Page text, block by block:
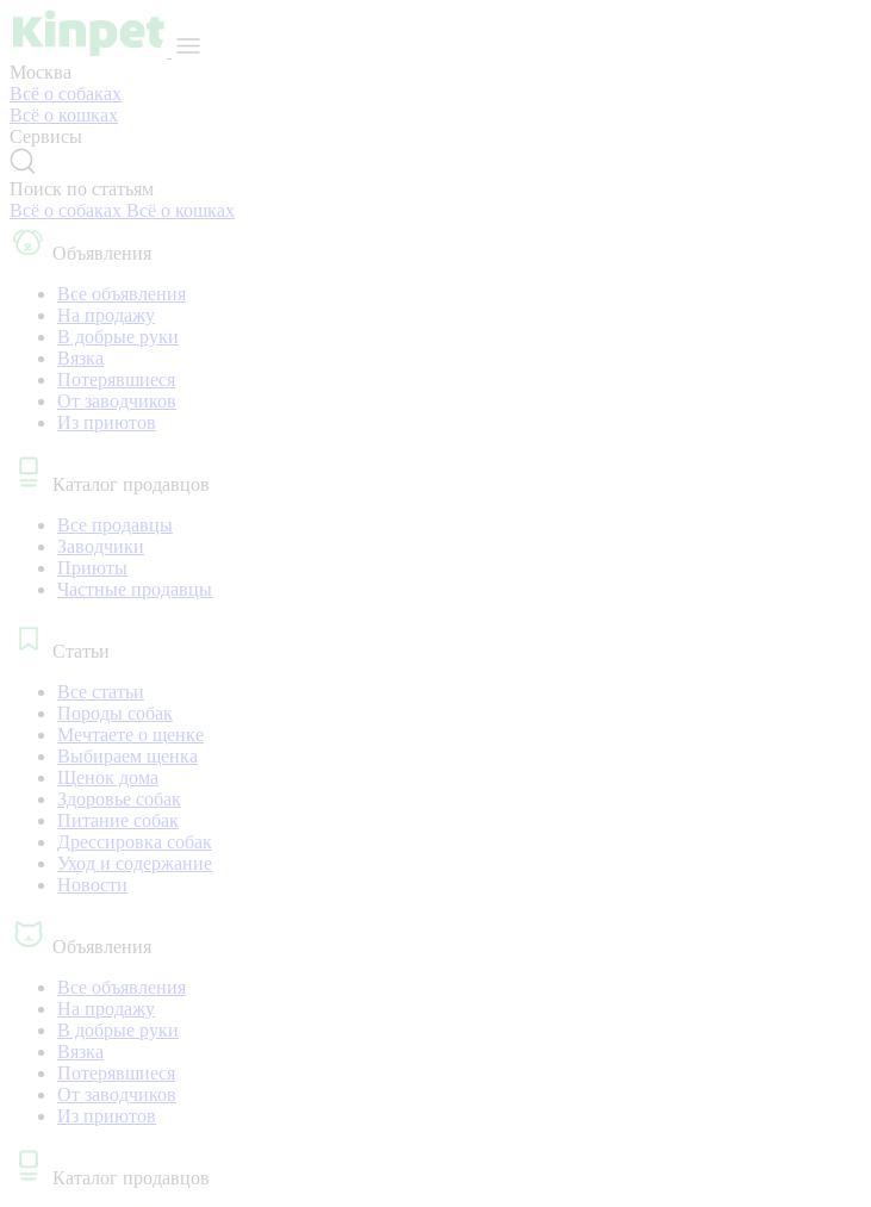
Москва
Всё о собаках
Всё о кошках
Сервисы
Поиск по статьям
Всё о собаках Всё о кошках
Объявления
Все объявления
На продажу
В добрые руки
Вязка
Потерявшиеся
От заводчиков
Из приютов
Каталог продавцов
Все продавцы
Заводчики
Приюты
Частные продавцы
Статьи
Все статьи
Породы собак
Мечтаете о щенке
Выбираем щенка
Щенок дома
Здоровье собак
Питание собак
Дрессировка собак
Уход и содержание
Новости
Объявления
Все объявления
На продажу
В добрые руки
Вязка
Потерявшиеся
От заводчиков
Из приютов
Каталог продавцов